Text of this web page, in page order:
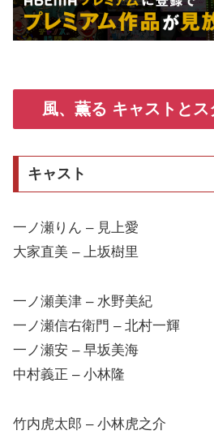
風、薫る キャストとス
キャスト
一ノ瀬りん – 見上愛
大家直美 – 上坂樹里
一ノ瀬美津 – 水野美紀
一ノ瀬信右衛門 – 北村一輝
一ノ瀬安 – 早坂美海
中村義正 – 小林隆
竹内虎太郎 – 小林虎之介